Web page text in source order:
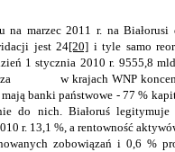
na marzec 2011 r. na
jest 24[20] i tyle samo
1 stycznia 2010 r. 9555,8
w krajach WNP
mają banki państwowe - 77 %
do nich. Białoruś
r. 13,1 %, a rentowność
zobowiązań i 0,6 %